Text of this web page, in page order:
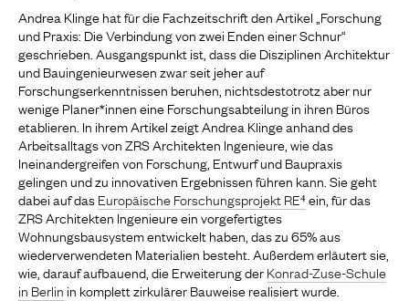
Andrea Klinge hat für die Fachzeitschrift den Artikel „Forschung
und Praxis: Die Verbindung von zwei Enden einer Schnur“
geschrieben. Ausgangspunkt ist, dass die Disziplinen Architektur
und Bauingenieurwesen zwar seit jeher auf
Forschungserkenntnissen beruhen, nichtsdestotrotz aber nur
wenige Planer*innen eine Forschungsabteilung in ihren Büros
etablieren. In ihrem Artikel zeigt Andrea Klinge anhand des
Arbeitsalltags von ZRS Architekten Ingenieure, wie das
Ineinandergreifen von Forschung, Entwurf und Baupraxis
gelingen und zu innovativen Ergebnissen führen kann. Sie geht
dabei auf dasEuropäische Forschungsprojekt RE⁴ein, für das
ZRS Architekten Ingenieure ein vorgefertigtes
Wohnungsbausystem entwickelt haben, das zu 65% aus
wiederverwendeten Materialien besteht. Außerdem erläutert sie,
wie, darauf aufbauend, die Erweiterung derKonrad-Zuse-Schule
in Berlin in komplett zirkulärer Bauweise realisiert wurde.